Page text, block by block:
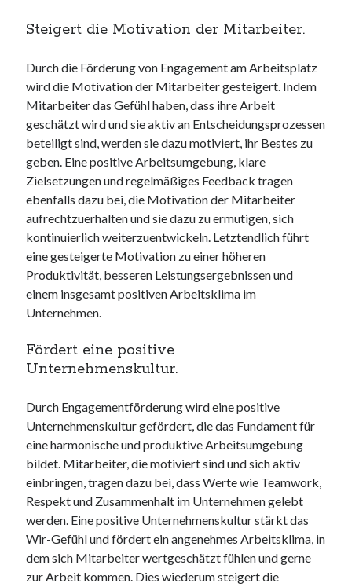
Steigert die Motivation der Mitarbeiter.
Durch die Förderung von Engagement am Arbeitsplatz
wird die Motivation der Mitarbeiter gesteigert. Indem
Mitarbeiter das Gefühl haben, dass ihre Arbeit
geschätzt wird und sie aktiv an Entscheidungsprozessen
beteiligt sind, werden sie dazu motiviert, ihr Bestes zu
geben. Eine positive Arbeitsumgebung, klare
Zielsetzungen und regelmäßiges Feedback tragen
ebenfalls dazu bei, die Motivation der Mitarbeiter
aufrechtzuerhalten und sie dazu zu ermutigen, sich
kontinuierlich weiterzuentwickeln. Letztendlich führt
eine gesteigerte Motivation zu einer höheren
Produktivität, besseren Leistungsergebnissen und
einem insgesamt positiven Arbeitsklima im
Unternehmen.
Fördert eine positive
Unternehmenskultur.
Durch Engagementförderung wird eine positive
Unternehmenskultur gefördert, die das Fundament für
eine harmonische und produktive Arbeitsumgebung
bildet. Mitarbeiter, die motiviert sind und sich aktiv
einbringen, tragen dazu bei, dass Werte wie Teamwork,
Respekt und Zusammenhalt im Unternehmen gelebt
werden. Eine positive Unternehmenskultur stärkt das
Wir-Gefühl und fördert ein angenehmes Arbeitsklima, in
dem sich Mitarbeiter wertgeschätzt fühlen und gerne
zur Arbeit kommen. Dies wiederum steigert die